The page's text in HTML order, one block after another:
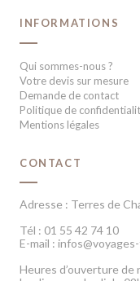
INFORMATIONS
Qui sommes-nous ?
Votre devis sur mesure
Demande de contact
Politique de
Mentions légales
CONTACT
Adresse : Terres de
Tél : 01 55 42 74 10
E-mail :
Heures d’ouverture